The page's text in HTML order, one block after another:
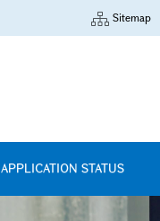
Sitemap
APPLICATION STATUS